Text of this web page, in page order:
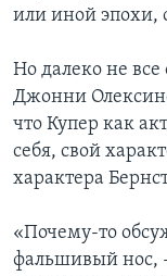
или иной эпохи,
Но далеко не все
Джонни
что Купер как
себя, свой
характера
«Почему-то
фальшивый нос,